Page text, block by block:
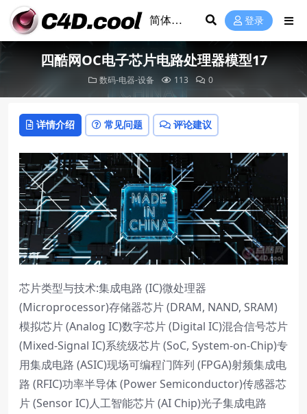
登录
四酷网OC电子芯片电路处理器模型17
数码-电器-设备 113 0
详情介绍 常见问题 评论建议
芯片类型与技术:集成电路 (IC)微处理器
(Microprocessor)存储器芯片 (DRAM, NAND, SRAM)
模拟芯片 (Analog IC)数字芯片 (Digital IC)混合信号芯片
(Mixed-Signal IC)系统级芯片 (SoC, System-on-Chip)专
用集成电路 (ASIC)现场可编程门阵列 (FPGA)射频集成电
路 (RFIC)功率半导体 (Power Semiconductor)传感器芯
片 (Sensor IC)人工智能芯片 (AI Chip)光子集成电路